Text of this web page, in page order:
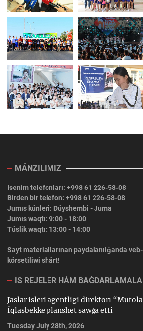
MÁNZILIMIZ
Isenim telefonları: +998 61 226-58-08
Birden bir telefon: +998 61 226-58-08
Jumıs kúnleri: Dúyshembi - Juma
Jumıs waqtı: 9:00 - 18:00
Túslik waqtı: 13:00 - 14:00
Sayt materiallarınan paydalanılǵanda
kórsetiliwi shárt!
IS REJELER HÁM
Jaslar isleri agentligi direktorı
Íqlasbekke planshet sawǵa etti
Tuesday July 28th, 2026